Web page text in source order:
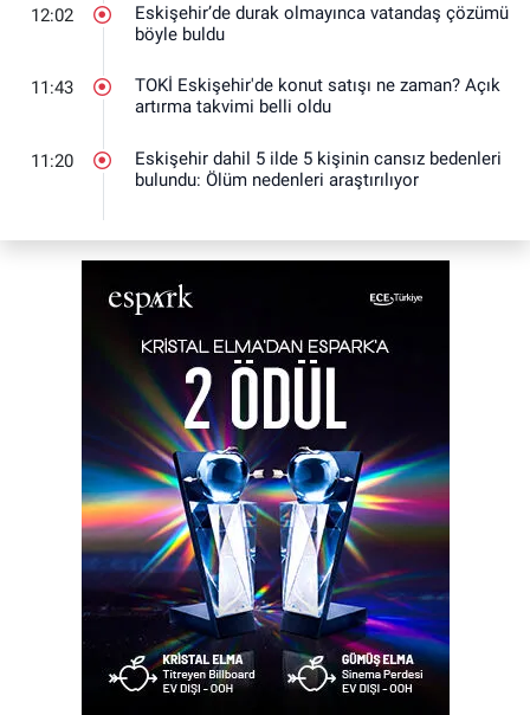
12:02
Eskişehir’de durak olmayınca vatandaş çözümü
böyle buldu
11:43
TOKİ Eskişehir'de konut satışı ne zaman? Açık
artırma takvimi belli oldu
11:20
Eskişehir dahil 5 ilde 5 kişinin cansız bedenleri
bulundu: Ölüm nedenleri araştırılıyor